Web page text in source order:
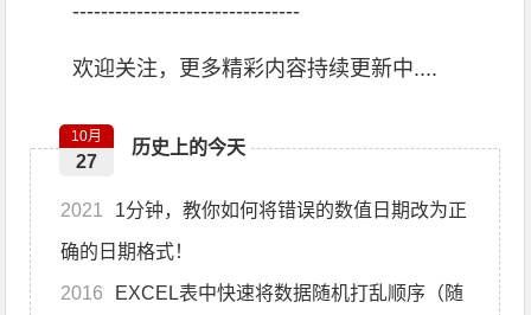
--------------------------------
欢迎关注，更多精彩内容持续更新中....
历史上的今天
10月
27
2021 1分钟，教你如何将错误的数值日期改为正
确的日期格式！
2016 EXCEL表中快速将数据随机打乱顺序（随